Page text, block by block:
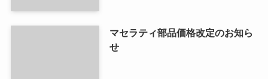
マセラティ部品価格改定のお知ら
せ